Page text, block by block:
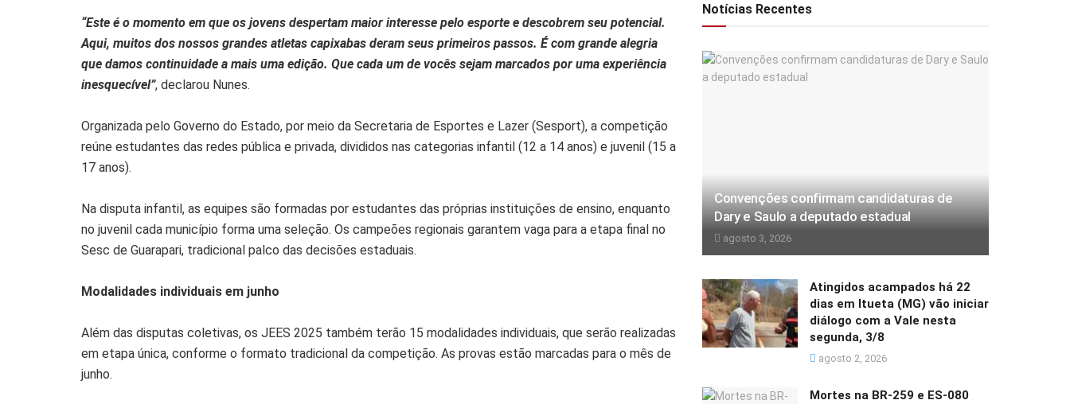
“Este é o momento em que os jovens despertam maior interesse pelo esporte e descobrem seu potencial.
Aqui, muitos dos nossos grandes atletas capixabas deram seus primeiros passos. É com grande alegria
que damos continuidade a mais uma edição. Que cada um de vocês sejam marcados por uma experiência
inesquecível”, declarou Nunes.
Organizada pelo Governo do Estado, por meio da Secretaria de Esportes e Lazer (Sesport), a competição
reúne estudantes das redes pública e privada, divididos nas categorias infantil (12 a 14 anos) e juvenil (15 a
17 anos).
Na disputa infantil, as equipes são formadas por estudantes das próprias instituições de ensino, enquanto
no juvenil cada município forma uma seleção. Os campeões regionais garantem vaga para a etapa final no
Sesc de Guarapari, tradicional palco das decisões estaduais.
Modalidades individuais em junho
Além das disputas coletivas, os JEES 2025 também terão 15 modalidades individuais, que serão realizadas
em etapa única, conforme o formato tradicional da competição. As provas estão marcadas para o mês de
junho.
Notícias Recentes
Convenções confirmam candidaturas de
Dary e Saulo a deputado estadual
agosto 3, 2026
Atingidos acampados há 22
dias em Itueta (MG) vão iniciar
diálogo com a Vale nesta
segunda, 3/8
agosto 2, 2026
Mortes na BR-259 e ES-080